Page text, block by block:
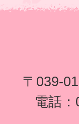
〒039-
電話